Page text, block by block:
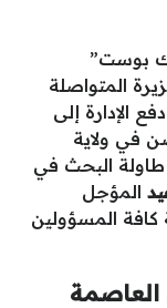
بوست”
المتواصلة
الإدارة إلى
في ولاية
البحث في
المؤجل
المسؤولين
العاصمة